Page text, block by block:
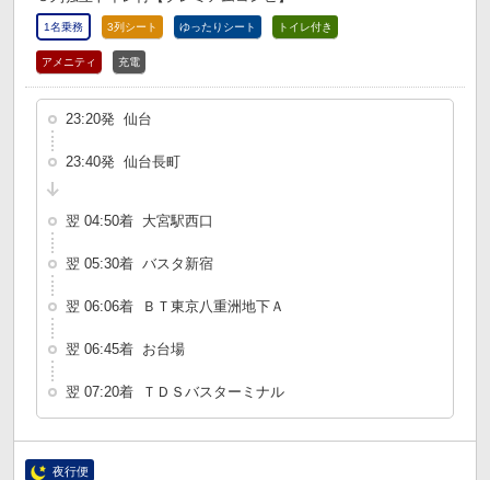
1名乗務 3列シート ゆったりシート トイレ付き
アメニティ 充電
23:20発 仙台
23:40発 仙台長町
翌 04:50着 大宮駅西口
翌 05:30着 バスタ新宿
翌 06:06着 ＢＴ東京八重洲地下Ａ
翌 06:45着 お台場
翌 07:20着 ＴＤＳバスターミナル
夜行便